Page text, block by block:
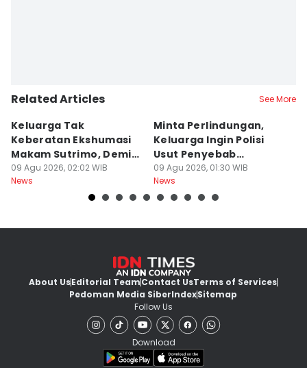
Related Articles See More
Keluarga Tak
Keberatan Ekshumasi
Makam Sutrimo, Demi
Usut Kematian
Almarhum
09 Agu 2026, 02:02 WIB
News
Minta Perlindungan,
Keluarga Ingin Polisi
Usut Penyebab
Kematian Sutrimo
09 Agu 2026, 01:30 WIB
News
About UsEditorial TeamContact UsTerms of Services
Pedoman Media SiberIndexSitemap
Follow Us
Download